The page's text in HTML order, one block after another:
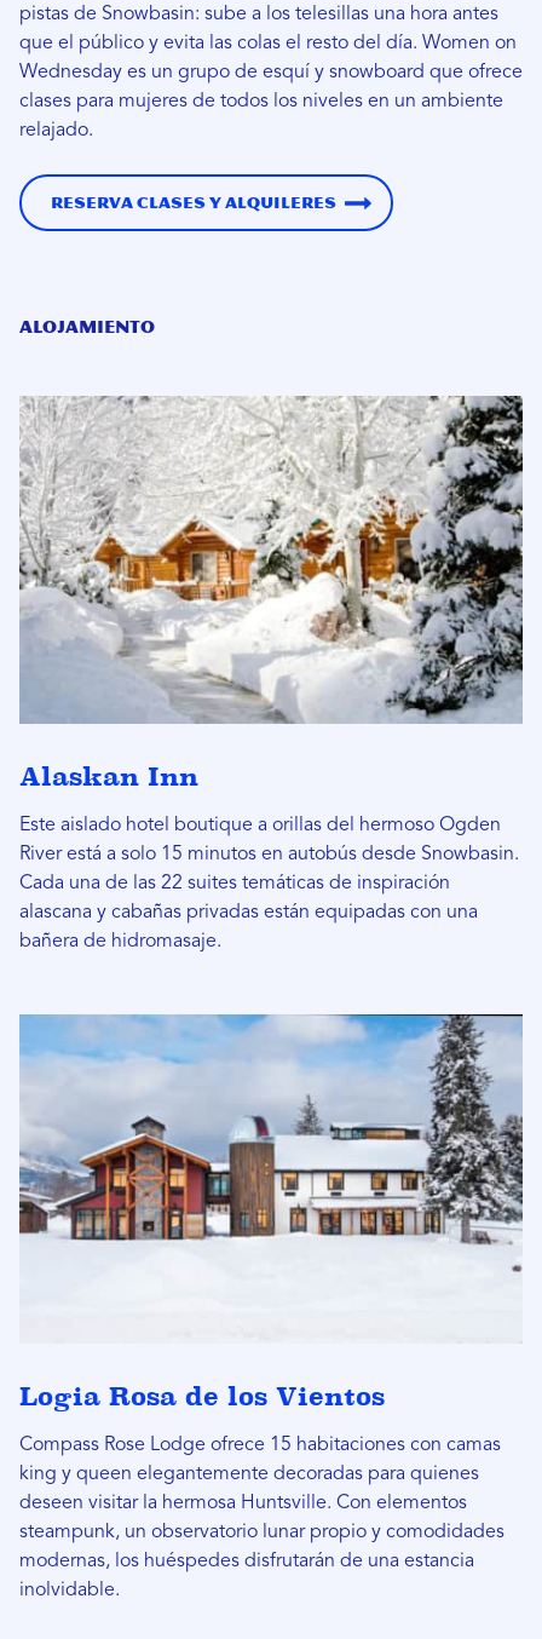
pistas de Snowbasin: sube a los telesillas una hora antes
que el público y evita las colas el resto del día. Women on
Wednesday es un grupo de esquí y snowboard que ofrece
clases para mujeres de todos los niveles en un ambiente
relajado.
Reserva clases y alquileres
Alojamiento
Alaskan Inn
Este aislado hotel boutique a orillas del hermoso Ogden
River está a solo 15 minutos en autobús desde Snowbasin.
Cada una de las 22 suites temáticas de inspiración
alascana y cabañas privadas están equipadas con una
bañera de hidromasaje.
Logia Rosa de los Vientos
Compass Rose Lodge ofrece 15 habitaciones con camas
king y queen elegantemente decoradas para quienes
deseen visitar la hermosa Huntsville. Con elementos
steampunk, un observatorio lunar propio y comodidades
modernas, los huéspedes disfrutarán de una estancia
inolvidable.